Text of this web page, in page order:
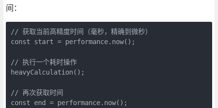
间：
// 获取当前高精度时间（毫秒，精确到微秒）
const start = performance.now();
// 执行一个耗时操作
heavyCalculation();
// 再次获取时间
const end = performance.now();